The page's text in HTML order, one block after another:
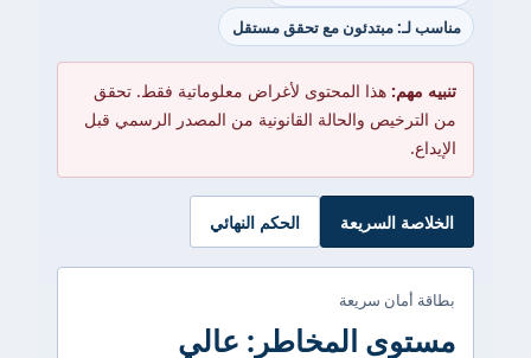
مناسب لـ: مبتدئون مع تحقق مستقل
تنبيه مهم: هذا المحتوى لأغراض معلوماتية فقط. تحقق
من الترخيص والحالة القانونية من المصدر الرسمي قبل
الإيداع.
الخلاصة السريعة الحكم النهائي
بطاقة أمان سريعة
مستوى المخاطر: عالي